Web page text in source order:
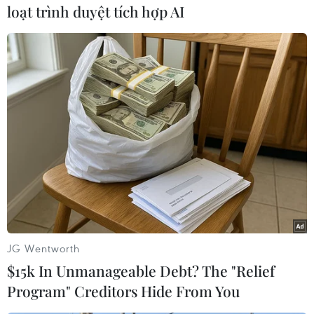
#Bộ Giáo dục và Đào tạo #Quy trình
#Kiểm định
#Chất lượng giáo dục
loạt trình duyệt tích hợp AI
JG Wentworth
$15k In Unmanageable Debt? The "Relief
Program" Creditors Hide From You